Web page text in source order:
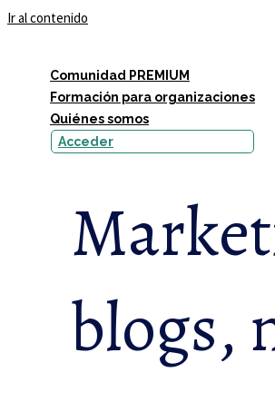
Ir al contenido
Comunidad PREMIUM
Formación para organizaciones
Quiénes somos
Acceder
blogs,